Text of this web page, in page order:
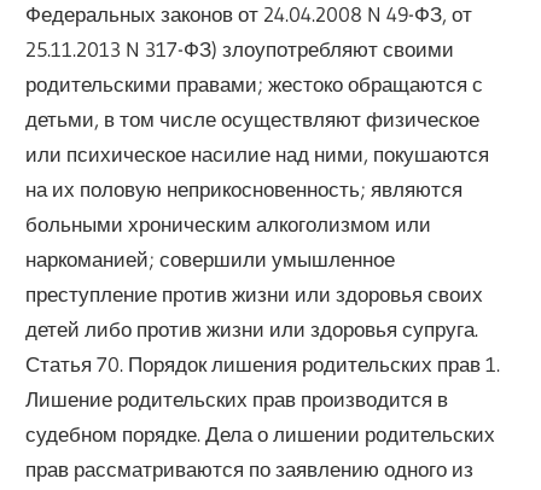
Федеральных законов от 24.04.2008 N 49-ФЗ, от
25.11.2013 N 317-ФЗ) злоупотребляют своими
родительскими правами; жестоко обращаются с
детьми, в том числе осуществляют физическое
или психическое насилие над ними, покушаются
на их половую неприкосновенность; являются
больными хроническим алкоголизмом или
наркоманией; совершили умышленное
преступление против жизни или здоровья своих
детей либо против жизни или здоровья супруга.
Статья 70. Порядок лишения родительских прав 1.
Лишение родительских прав производится в
судебном порядке. Дела о лишении родительских
прав рассматриваются по заявлению одного из